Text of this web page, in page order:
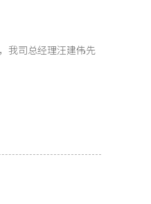
我司总经理汪建伟先